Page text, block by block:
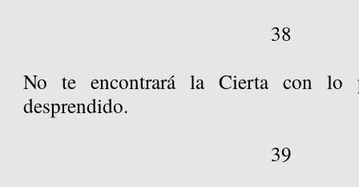
38
No te encontrará la Cierta con lo
desprendido.
39